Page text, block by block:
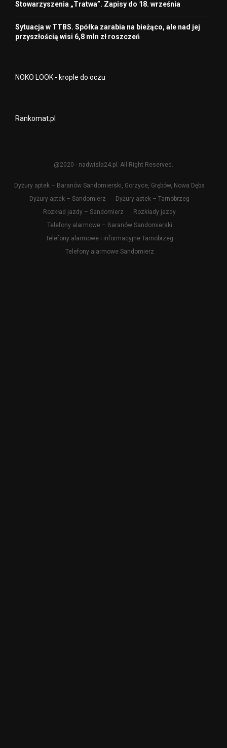
Stowarzyszenia „Tratwa”. Zapisy do 18. września
Sytuacja w TTBS. Spółka zarabia na bieżąco, ale nad jej
przyszłością wisi 6,8 mln zł roszczeń
NOKO LOOK - krople do oczu
Rankomat.pl
@2020 - nadwisla24.pl. All Right Reserved.
Dyżury aptek – Baranów Sandomierski, Gorzyce, Grębów, Nowa Dęba
Dyżury aptek – Sandomierz
Dyżury aptek – Tarnobrzeg
Rozkład jazdy – Sandomierz
Rozkłady jazdy
Telefony alarmowe – Baranów Sandomierski
Telefony alarmowe i informacyjne Tarnobrzeg
Telefony alarmowe Sandomierz